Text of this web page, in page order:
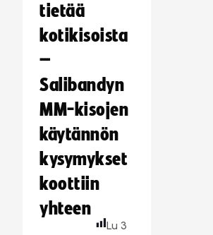
tietää
kotikisoista
–
Salibandyn
MM-kisojen
käytännön
kysymykset
koottiin
yhteen
Lu 3